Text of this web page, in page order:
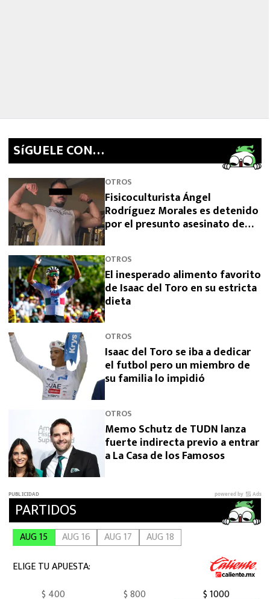
SíGUELE CON…
OTROS
Fisicoculturista Ángel
Rodríguez Morales es detenido
por el presunto asesinato de
OTROS
El inesperado alimento favorito
de Isaac del Toro en su estricta
dieta
OTROS
Isaac del Toro se iba a dedicar
el futbol pero un miembro de
su familia lo impidió
OTROS
Memo Schutz de TUDN lanza
fuerte indirecta previo a entrar
a La Casa de los Famosos